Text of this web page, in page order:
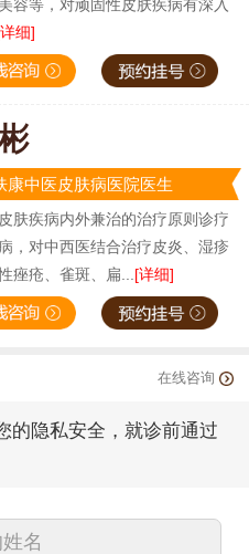
容等，对顽固性皮肤疾病有深入
细]
康中医皮肤病医院医生
肤疾病内外兼治的治疗原则诊疗
，对中西医结合治疗皮炎、湿疹
痤疮、雀斑、扁...[详细]
在线咨询
的隐私安全，就诊前通过